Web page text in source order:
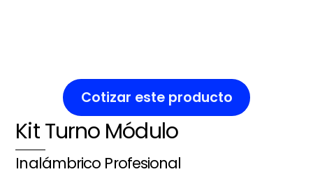
Cotizar este producto
Kit Turno Módulo
Inalámbrico Profesional